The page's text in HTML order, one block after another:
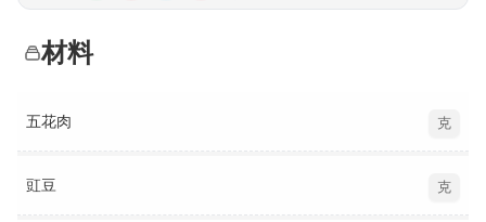
材料
五花肉 克
豇豆 克